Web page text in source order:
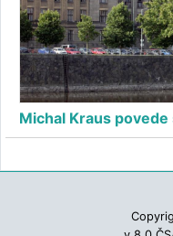
Michal Kraus